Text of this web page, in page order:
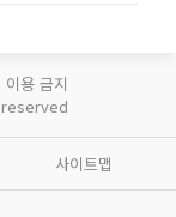
용 금지
사이트맵